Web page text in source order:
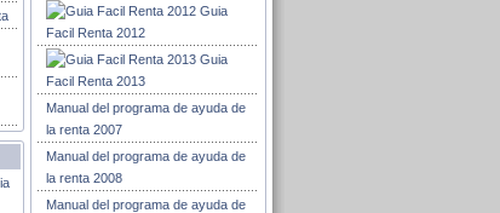
Guia
Facil Renta 2012
Guia
Facil Renta 2013
Manual del programa de ayuda de
la renta 2007
Manual del programa de ayuda de
la renta 2008
Manual del programa de ayuda de